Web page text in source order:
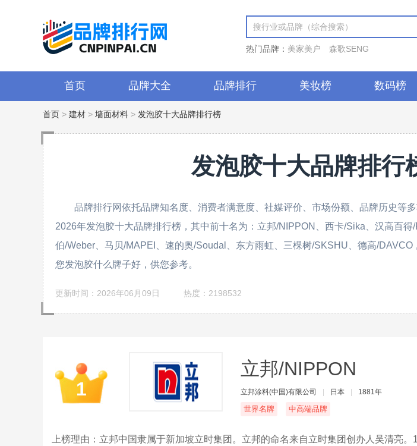
热门品牌： 美家美户 森歌SENG
首页 品牌大全 品牌排行 美妆榜 数码榜
首页 > 建材 > 墙面材料 > 发泡胶十大品牌排行榜
发泡胶十大品牌排行
品牌排行网依托品牌知名度、消费者满意度、社媒评价、市场份额、品牌历史等
2026年发泡胶十大品牌排行榜，其中前十名为：立邦/NIPPON、西卡/Sika、汉高百
伯/Weber、马贝/MAPEI、速的奥/Soudal、东方雨虹、三棵树/SKSHU、德高/
您发泡胶什么牌子好，供您参考。
更新时间：2026年06月09日 热度：2198532
1
立邦/NIPPON
立邦涂料(中国)有限公司 日本 1881年
世界名牌 中高端品牌
上榜理由：立邦中国隶属于新加坡立时集团。立邦的命名来自立时集团创办人吴清亮。